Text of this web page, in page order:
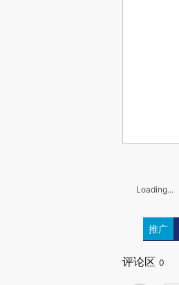
Loading...
推广
评论区 0